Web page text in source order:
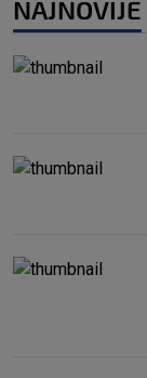
NAJNOVIJE